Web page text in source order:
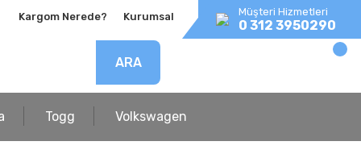
Kargom Nerede? Kurumsal Müşteri Hizmetleri
0 312 3950290
ARA
Togg Volkswagen